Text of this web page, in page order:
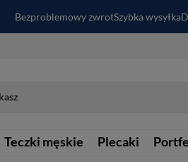
Bezproblemowy zwrotSzybka wysyłka
Teczki męskie Plecaki